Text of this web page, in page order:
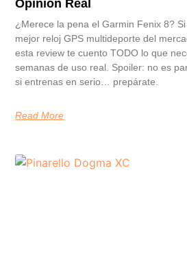
Opinión Real
¿Merece la pena el Garmin Fenix 8?
mejor reloj GPS multideporte del
esta review te cuento TODO lo que
semanas de uso real. Spoiler: no es
si entrenas en serio… prepárate.
Read More